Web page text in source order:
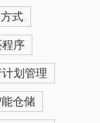
式
序
划管理
仓储